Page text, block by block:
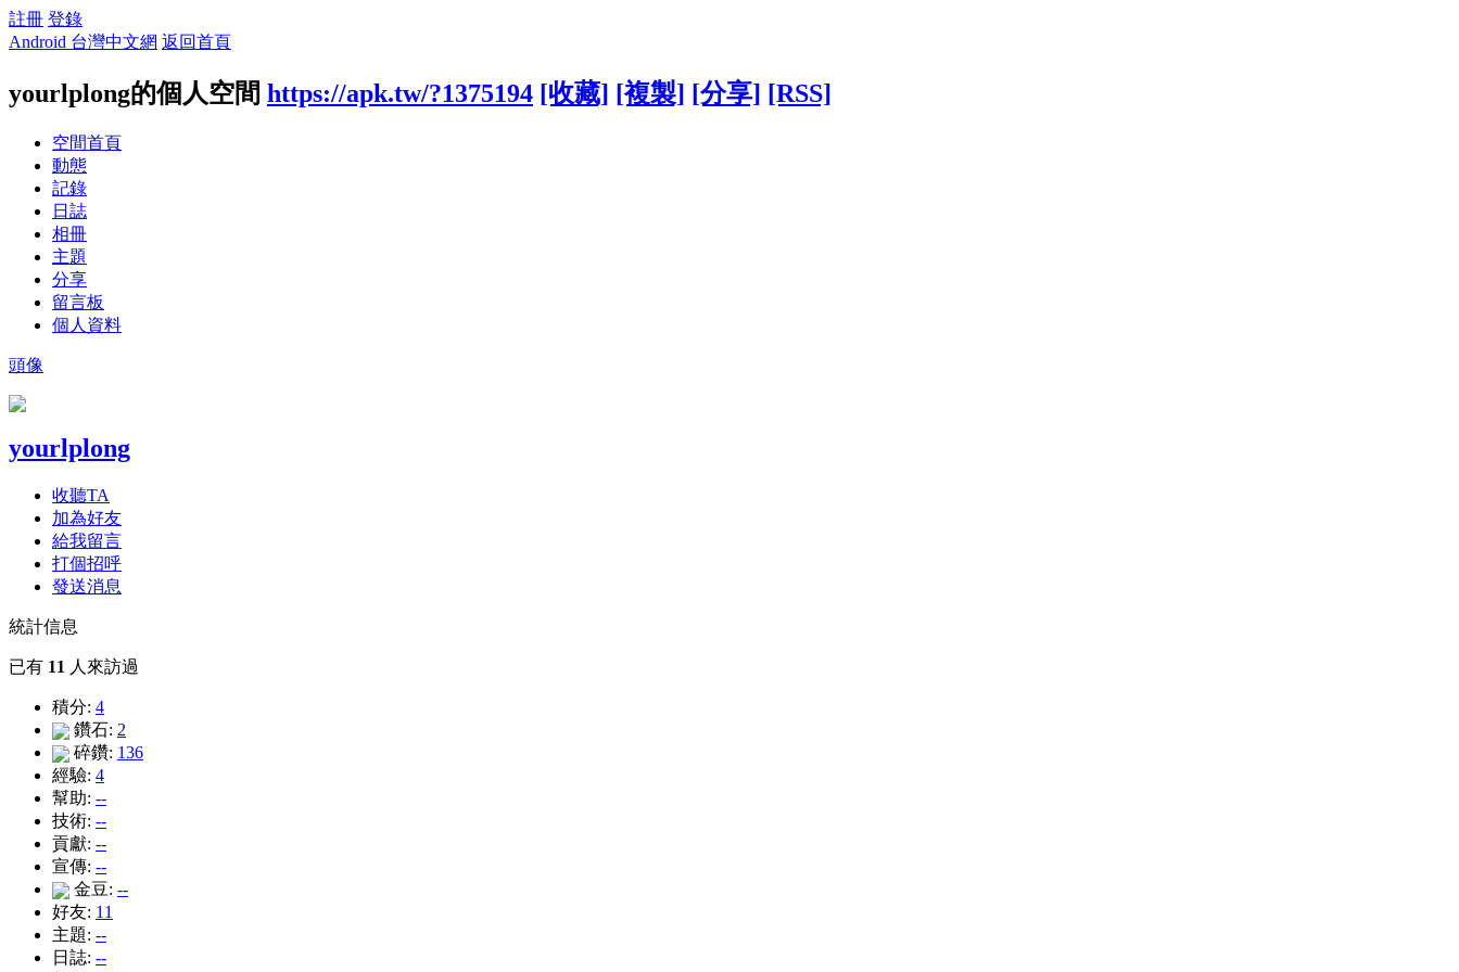
註冊 登錄
Android 台灣中文網 返回首頁
yourlplong的個人空間 https://apk.tw/?1375194 [收藏] [複製] [分享] [RSS]
空間首頁
動態
記錄
日誌
相冊
主題
分享
留言板
個人資料
頭像
yourlplong
收聽TA
加為好友
給我留言
打個招呼
發送消息
統計信息
已有 11 人來訪過
積分: 4
鑽石: 2
碎鑽: 136
經驗: 4
幫助: --
技術: --
貢獻: --
宣傳: --
金豆: --
好友: 11
主題: --
日誌: --